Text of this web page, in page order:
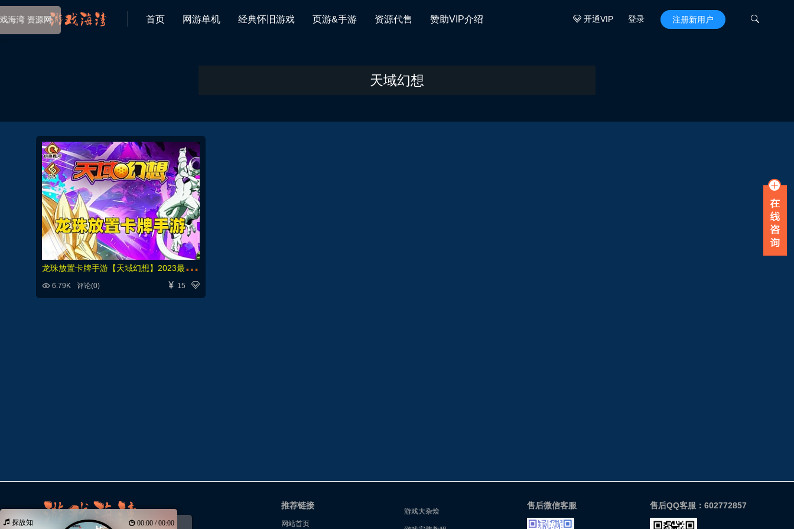
开通VIP 登录 注册新用户 
首页 网游单机 经典怀旧游戏 页游&手游 资源代售 赞助VIP介绍
天域幻想
龙
珠放置卡牌手游【天域幻想】2023最新单机一键端，网页GM后台

 15
 6.79K 评论(0)
推荐链接
网站首页
游戏大杂烩
售后微信客服 售后QQ客服：602772857
探故知 00:00 / 00:00